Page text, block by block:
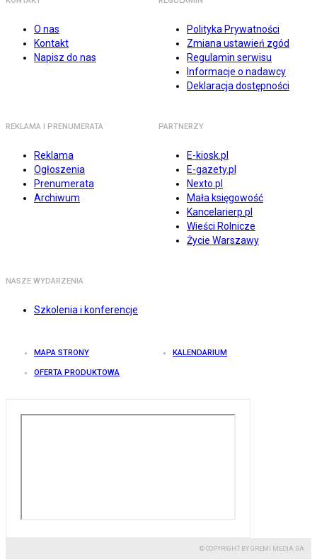
O nas
Kontakt
Napisz do nas
Polityka Prywatności
Zmiana ustawień zgód
Regulamin serwisu
Informacje o nadawcy
Deklaracja dostępności
REKLAMA I PRENUMERATA
Reklama
Ogłoszenia
Prenumerata
Archiwum
PARTNERZY
E-kiosk.pl
E-gazety.pl
Nexto.pl
Mała księgowość
Kancelarierp.pl
Wieści Rolnicze
Życie Warszawy
NASZE WYDARZENIA
Szkolenia i konferencje
MAPA STRONY KALENDARIUM
OFERTA PRODUKTOWA
© COPYRIGHT BY GREMI MEDIA SA